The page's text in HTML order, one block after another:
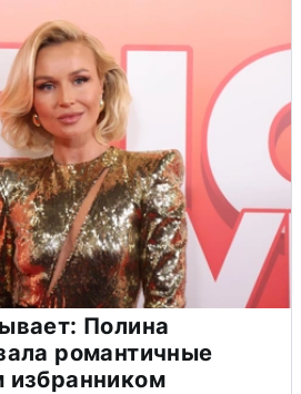
Полина
романтичные